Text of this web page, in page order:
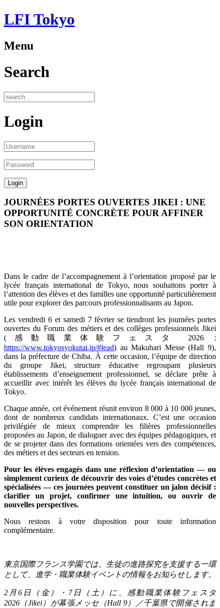
LFI Tokyo
Menu
Search
Login
JOURNÉES PORTES OUVERTES JIKEI : UNE
OPPORTUNITÉ CONCRÈTE POUR AFFINER
SON ORIENTATION
Dans le cadre de l’accompagnement à l’orientation proposé par le
lycée français international de Tokyo, nous souhaitons porter à
l’attention des élèves et des familles une opportunité particulièrement
utile pour explorer des parcours professionnalisants au Japon.
Les vendredi 6 et samedi 7 février se tiendront les journées portes
ouvertes du Forum des métiers et des collèges professionnels Jikei
( 感動職業体験フェスタ
2026 :
https://www.tokyosyokutai.jp/#lead) au Makuhari Messe (Hall 9),
dans la préfecture de Chiba. À cette occasion, l’équipe de direction
du groupe Jikei, structure éducative regroupant plusieurs
établissements d’enseignement professionnel, se déclare prête à
accueillir avec intérêt les élèves du lycée français international de
Tokyo.
Chaque année, cet événement réunit environ 8 000 à 10 000 jeunes,
dont de nombreux candidats internationaux. C’est une occasion
privilégiée de mieux comprendre les filières professionnelles
proposées au Japon, de dialoguer avec des équipes pédagogiques, et
de se projeter dans des formations orientées vers des compétences,
des métiers et des secteurs en tension.
Pour les élèves engagés dans une réflexion d’orientation — ou
simplement curieux de découvrir des voies d’études concrètes et
spécialisées — ces journées peuvent constituer un jalon décisif :
clarifier un projet, confirmer une intuition, ou ouvrir de
nouvelles perspectives.
Nous restons à votre disposition pour toute information
complémentaire.
東京国際フランス学園では、生徒の進路探究を支援する一環
として、進学・職業体験イベントの情報をお知らせします。
2 月6日（金）・ 7日（土）に、感動職業体験フェスタ
2026 （Jikei）が幕張メッセ（Hall 9）／千葉県で開催されま